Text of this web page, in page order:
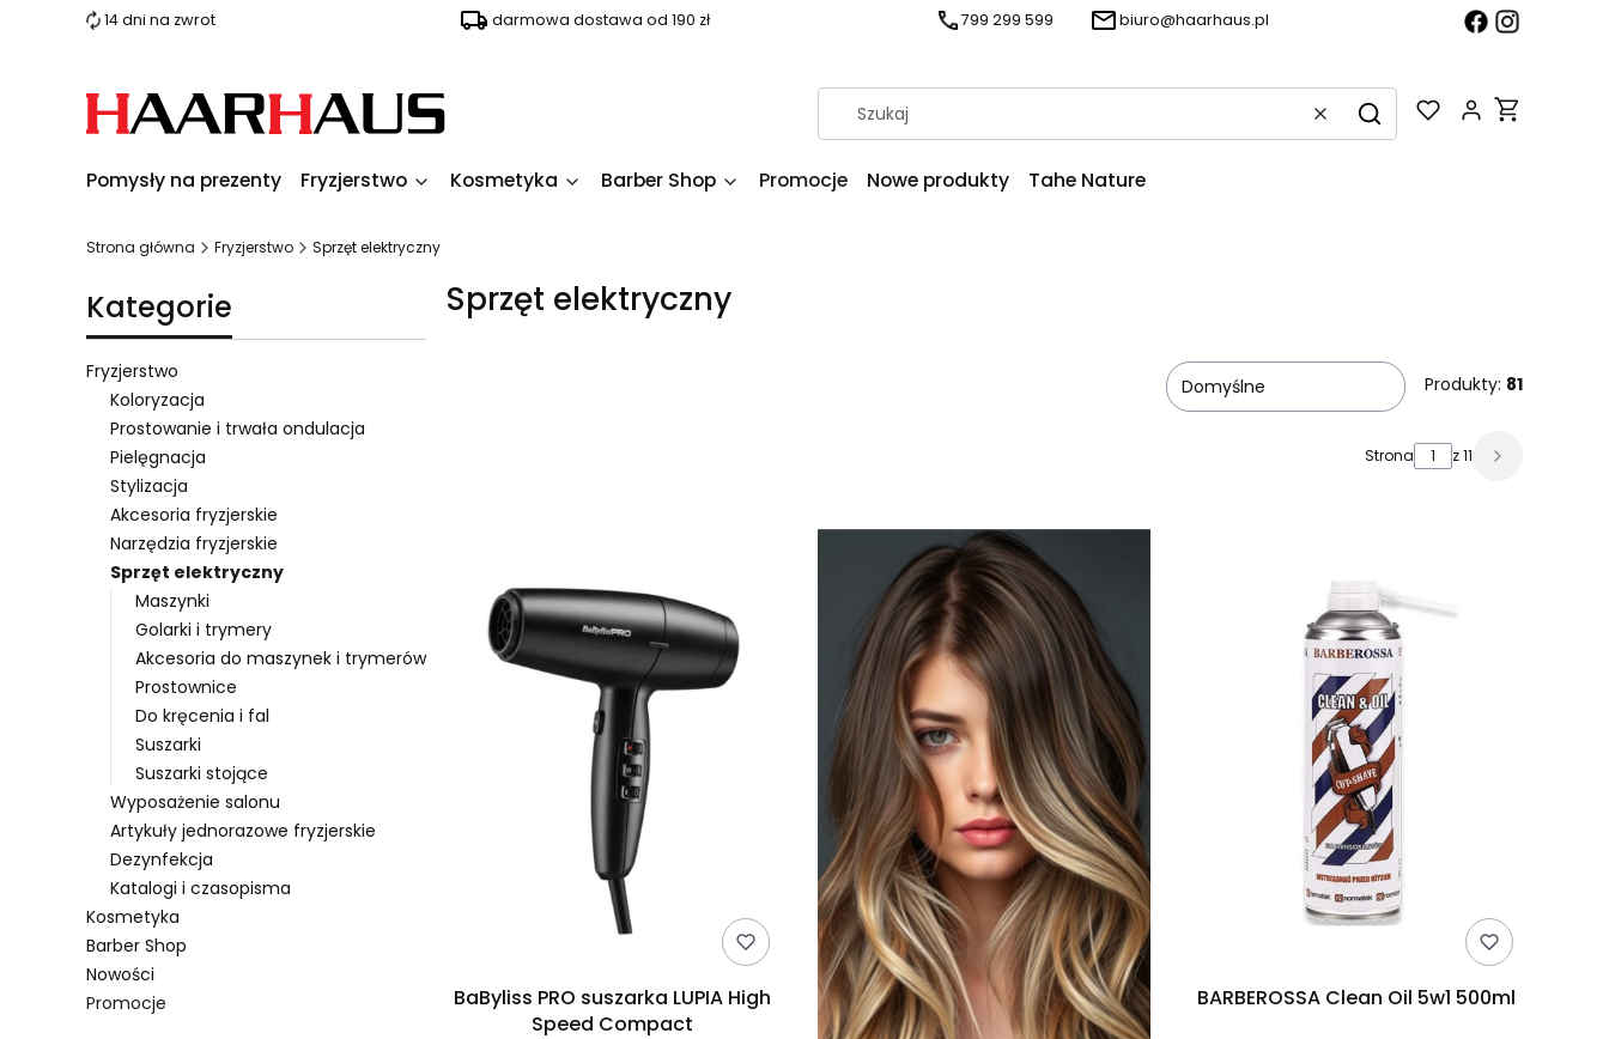
14 dni na zwrot darmowa dostawa od 190 zł 799 299 599 biuro@haarhaus.pl
WyczyśćSzukaj
Produkty w
Pomysły na prezenty Fryzjerstwo Kosmetyka Barber Shop Promocje Nowe produkty Tahe Nature
Strona główna Fryzjerstwo Sprzęt elektryczny
Kategorie
Fryzjerstwo
Koloryzacja
Prostowanie i trwała ondulacja
Pielęgnacja
Stylizacja
Akcesoria fryzjerskie
Narzędzia fryzjerskie
Sprzęt elektryczny
Maszynki
Golarki i trymery
Akcesoria do maszynek i trymerów
Prostownice
Do kręcenia i fal
Suszarki
Suszarki stojące
Wyposażenie salonu
Artykuły jednorazowe fryzjerskie
Dezynfekcja
Katalogi i czasopisma
Kosmetyka
Barber Shop
Nowości
Promocje
Sprzęt elektryczny
Domyślne Produkty: 81
Strona z 11
BaByliss PRO suszarka LUPIA High
Speed Compact
BARBEROSSA Clean Oil 5w1 500ml